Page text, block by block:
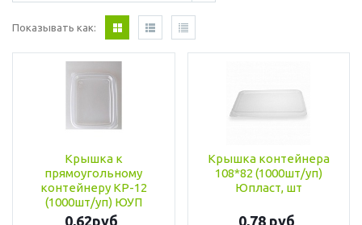
Показывать как:
Крышка к
прямоугольному
контейнеру КР-12
(1000шт/уп) ЮУП
0,62руб
Крышка контейнера
108*82 (1000шт/уп)
Юпласт, шт
0,78 руб